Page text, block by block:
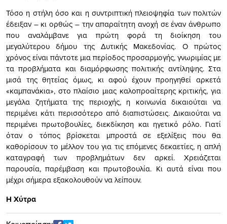
Τόσο η στήλη όσο και η συντριπτική πλειοψηφία των πολιτών
έδειξαν – κι ορθώς – την απαραίτητη ανοχή σε έναν άνθρωπο
που αναλάμβανε για πρώτη φορά τη διοίκηση του
μεγαλύτερου δήμου της Δυτικής Μακεδονίας. Ο πρώτος
χρόνος είναι πάντοτε μια περίοδος προσαρμογής, γνωριμίας με
τα προβλήματα και διαμόρφωσης πολιτικής αντίληψης. Στα
μισά της θητείας όμως, κι αφού έχουν προηγηθεί αρκετά
«καμπανάκια», στο πλαίσιο μιας καλοπροαίτερης κριτικής, για
μεγάλα ζητήματα της περιοχής, η κοινωνία δικαιούται να
περιμένει κάτι περισσότερο από διαπιστώσεις. Δικαιούται να
περιμένει πρωτοβουλίες, διεκδίκηση και ηγετικό ρόλο. Γιατί
όταν ο τόπος βρίσκεται μπροστά σε εξελίξεις που θα
καθορίσουν το μέλλον του για τις επόμενες δεκαετίες, η απλή
καταγραφή των προβλημάτων δεν αρκεί. Χρειάζεται
παρουσία, παρέμβαση και πρωτοβουλία. Κι αυτά είναι που
μέχρι σήμερα εξακολουθούν να λείπουν.
Η Χύτρα